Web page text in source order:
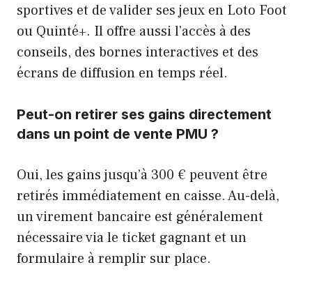
sportives et de valider ses jeux en Loto Foot
ou Quinté+. Il offre aussi l’accès à des
conseils, des bornes interactives et des
écrans de diffusion en temps réel.
Peut-on retirer ses gains directement
dans un point de vente PMU ?
Oui, les gains jusqu’à 300 € peuvent être
retirés immédiatement en caisse. Au-delà,
un virement bancaire est généralement
nécessaire via le ticket gagnant et un
formulaire à remplir sur place.